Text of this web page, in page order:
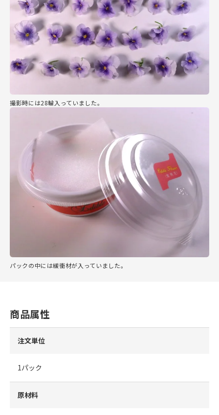
撮影時には28輪入っていました。
パックの中には緩衝材が入っていました。
商品属性
注文単位
1パック
原材料